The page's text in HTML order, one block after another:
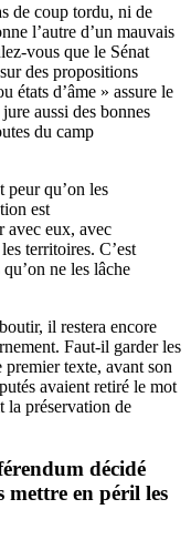
de coup tordu, ni de
l’autre d’un mauvais
vous que le Sénat
des propositions
états d’âme » assure le
aussi des bonnes
du camp
peur qu’on les
est
avec eux, avec
territoires. C’est
ne les lâche
il restera encore
Faut-il garder les
premier texte, avant son
avaient retiré le mot
la préservation de
décidé
mettre en péril les